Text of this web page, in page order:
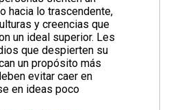
hacia lo trascendente,
y creencias que
un ideal superior. Les
que despierten su
un propósito más
evitar caer en
en ideas poco